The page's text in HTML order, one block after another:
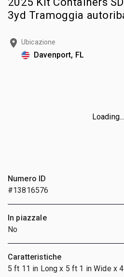
3yd Tramoggia
Ubicazione
Davenport, FL
Loading...
Numero ID
#13816576
In piazzale
No
Caratteristiche
5 ft 11 in Long x 5 ft 1 in Wide x